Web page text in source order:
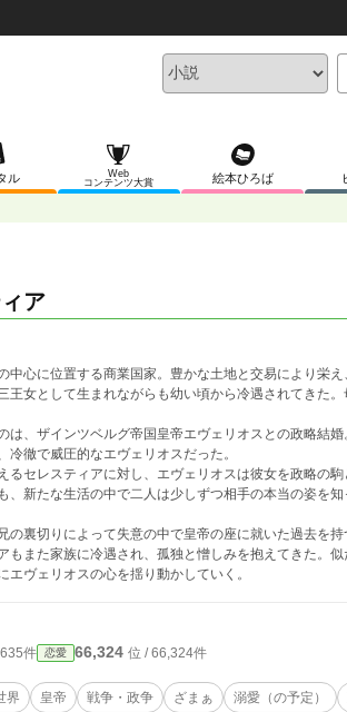
ル
Web
コンテンツ大賞
絵本ひろば
ィア
中心に位置する商業国家。豊かな土地と交易により栄え
王女として生まれながらも幼い頃から冷遇されてきた
は、ザインツベルグ帝国皇帝エヴェリオスとの政略結
冷徹で威圧的なエヴェリオスだった。
るセレスティアに対し、エヴェリオスは彼女を政略の駒
、新たな生活の中で二人は少しずつ相手の本当の姿を知
の裏切りによって失意の中で皇帝の座に就いた過去を
もまた家族に冷遇され、孤独と憎しみを抱えてきた。
エヴェリオスの心を揺り動かしていく。
件 恋愛 66,324 位 / 66,324件
界 皇帝 戦争・政争 ざまぁ 溺愛（の予定）